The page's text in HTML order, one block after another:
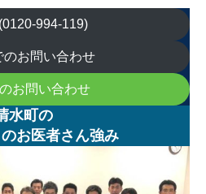
994-119)
のお問い合わせ
お問い合わせ
水町の
お医者さん強み